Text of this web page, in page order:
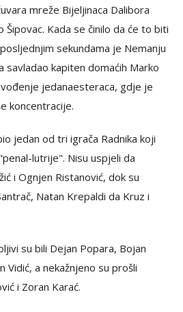
mreže Bijeljinaca Dalibora
Šipovac. Kada se činilo da će to biti
sekundama je Nemanju
savladao kapiten domaćih Marko
jedanaesteraca, gdje je
koncentracije.
jedan od tri igrača Radnika koji
lutrije". Nisu uspjeli da
i Ognjen Ristanović, dok su
Natan Krepaldi da Kruz i
su bili Dejan Popara, Bojan
Vidić, a nekažnjeno su prošli
i Zoran Karać.